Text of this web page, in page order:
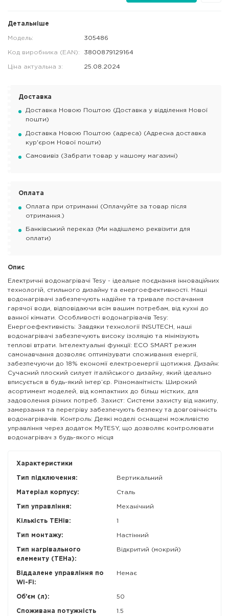
Детальніше
Модель: 305486
Код виробника (EAN): 3800879129164
Ціна актуальна з: 25.08.2024
Доставка
Доставка Новою Поштою (Доставка у відділення Нової
пошти)
Доставка Новою Поштою (адреса) (Адресна доставка
кур'єром Нової пошти)
Самовивіз (Забрати товар у нашому магазині)
Оплата
Оплата при отриманні (Оплачуйте за товар після
отримання.)
Банківський переказ (Ми надішлемо реквізити для
оплати)
Опис
Електричні водонагрівачі Tesy - ідеальне поєднання інноваційних
технологій, стильного дизайну та енергоефективності. Наші
водонагрівачі забезпечують надійне та тривале постачання
гарячої води, відповідаючи всім вашим потребам, від кухні до
ванної кімнати. Особливості водонагрівачів Tesy:
Енергоефективність: Завдяки технології INSUTECH, наші
водонагрівачі забезпечують високу ізоляцію та мінімізують
теплові втрати. Інтелектуальні функції: ECO SMART режим
самонавчання дозволяє оптимізувати споживання енергії,
забезпечуючи до 18% економії електроенергії щотижня. Дизайн:
Сучасний плоский силует італійського дизайну, який ідеально
вписується в будь-який інтер’єр. Різноманітність: Широкий
асортимент моделей, від компактних до більш містких, для
задоволення різних потреб. Захист: Системи захисту від накипу,
замерзання та перегріву забезпечують безпеку та довговічність
водонагрівачів. Контроль: Деякі моделі оснащені можливістю
управління через додаток MyTESY, що дозволяє контролювати
водонагрівач з будь-якого місця
Характеристики
Тип підключення: Вертикальний
Матеріал корпусу: Сталь
Тип управління: Механічний
Кількість ТЕНів: 1
Тип монтажу: Настінний
Тип нагрівального
елементу (ТЕНа):
Відкритий (мокрий)
Віддалене управління по
Wi-Fi:
Немає
Об'єм (л): 50
Споживана потужність
1.5